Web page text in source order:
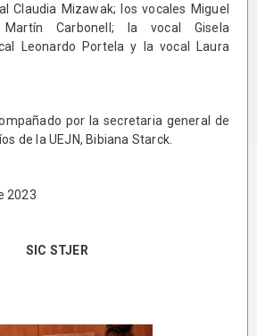
Claudia Mizawak; los vocales Miguel
Carbonell; la vocal Gisela
Leonardo Portela y la vocal Laura
por la secretaria general de
de la UEJN, Bibiana Starck.
2023
SIC STJER